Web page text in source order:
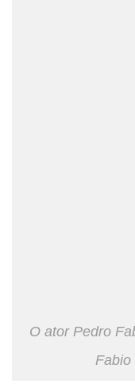
O ator Pedro